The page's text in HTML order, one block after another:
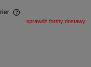
sprawdź formy dostawy